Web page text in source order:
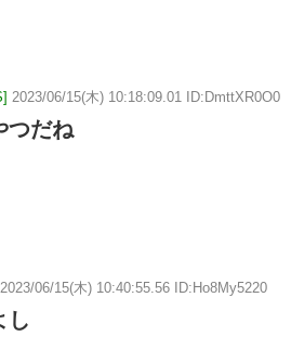
2023/06/15(木) 10:18:09.01 ID:DmttXR0O0
つだね
2023/06/15(木) 10:40:55.56 ID:Ho8My5220
し